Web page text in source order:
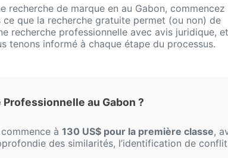
recherche de marque en au Gabon, commencez
ce que la recherche gratuite permet (ou non) de
recherche professionnelle avec avis juridique, et
tenons informé à chaque étape du processus.
au Gabon ?
à 130 US$ pour la première classe,
des similarités, l’identification de